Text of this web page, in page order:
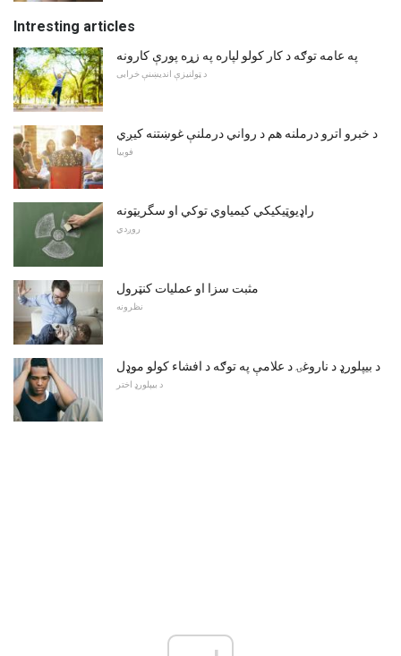
Intresting articles
په عامه توګه د کار کولو لپاره په زړه پورې کارونه
د ټولنیزې اندیښنې خرابی
د خبرو اترو درملنه هم د رواني درملنې غوښتنه کیږي
فوبیا
راډيوټيکيکي کيمياوي توکي او سگريټونه
روږدي
مثبت سزا او عملیات کنټرول
نظرونه
د بیپلورډ د ناروغۍ د علامې په توګه د افشاء کولو موډل
د بیپلورډ اختر